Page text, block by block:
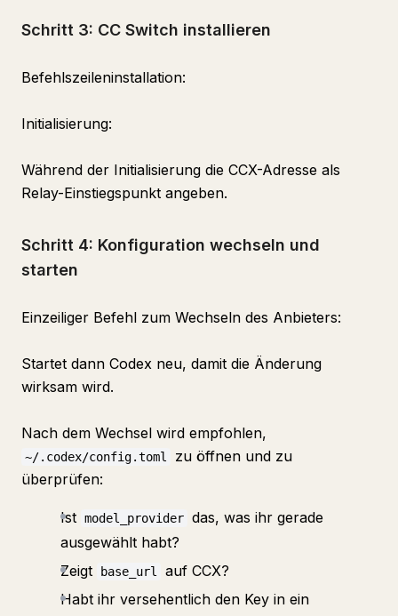
Schritt 3: CC Switch installieren
Befehlszeileninstallation:
Initialisierung:
Während der Initialisierung die CCX-Adresse als
Relay-Einstiegspunkt angeben.
Schritt 4: Konfiguration wechseln und
starten
Einzeiliger Befehl zum Wechseln des Anbieters:
Startet dann Codex neu, damit die Änderung
wirksam wird.
Nach dem Wechsel wird empfohlen,
~/.codex/config.toml
zu öffnen und zu
überprüfen:
Ist model_provider das, was ihr gerade
ausgewählt habt?
Zeigt
base_url
auf CCX?
Habt ihr versehentlich den Key in ein